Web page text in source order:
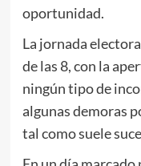
oportunidad.
La jornada
de las 8, con la
ningún tipo de
algunas demoras
tal como suele